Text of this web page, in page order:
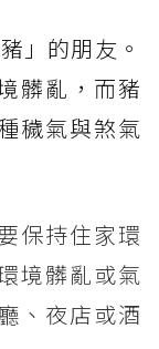
」的朋友。
髒亂，而豬
穢氣與煞氣
保持住家環
境髒亂或氣
、夜店或酒